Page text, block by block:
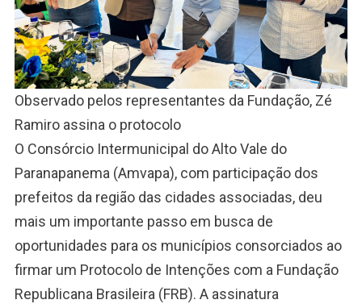
Observado pelos representantes da Fundação, Zé
Ramiro assina o protocolo
O Consórcio Intermunicipal do Alto Vale do
Paranapanema (Amvapa), com participação dos
prefeitos da região das cidades associadas, deu
mais um importante passo em busca de
oportunidades para os municípios consorciados ao
firmar um Protocolo de Intenções com a Fundação
Republicana Brasileira (FRB). A assinatura